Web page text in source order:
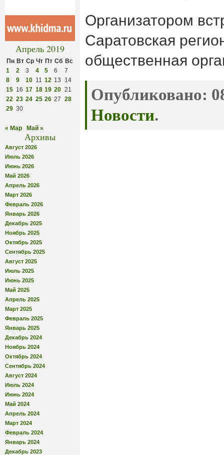
Апрель 2019
Пн Вт Ср Чт Пт Сб Вс
1
2 3 4 5 6
7
8
9 10 11 12 13
14
15 16 17 18 19 20 21
22 23 24 25 26 27 28
29 30
« Мар Май »
Архивы
Август 2026
Июль 2026
Июнь 2026
Май 2026
Апрель 2026
Март 2026
Февраль 2026
Январь 2026
Декабрь 2025
Ноябрь 2025
Октябрь 2025
Сентябрь 2025
Август 2025
Июль 2025
Июнь 2025
Май 2025
Апрель 2025
Март 2025
Февраль 2025
Январь 2025
Декабрь 2024
Ноябрь 2024
Октябрь 2024
Сентябрь 2024
Август 2024
Июль 2024
Июнь 2024
Май 2024
Апрель 2024
Март 2024
Февраль 2024
Январь 2024
Декабрь 2023
Организатором
Саратовская
общественная
Опубликовано:
Новости.